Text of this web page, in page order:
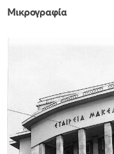
Μικρογραφία